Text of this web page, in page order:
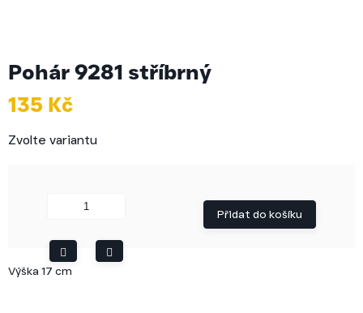
Pohár 9281 stříbrný
135 Kč
cena:
Zvolte variantu
Přidat do košíku
Výška 17 cm